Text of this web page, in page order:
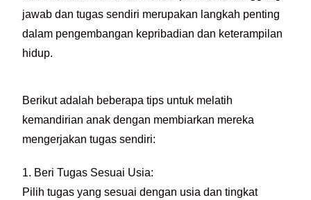
jawab dan tugas sendiri merupakan langkah penting
dalam pengembangan kepribadian dan keterampilan
hidup.
Berikut adalah beberapa tips untuk melatih
kemandirian anak dengan membiarkan mereka
mengerjakan tugas sendiri:
1. Beri Tugas Sesuai Usia:
Pilih tugas yang sesuai dengan usia dan tingkat